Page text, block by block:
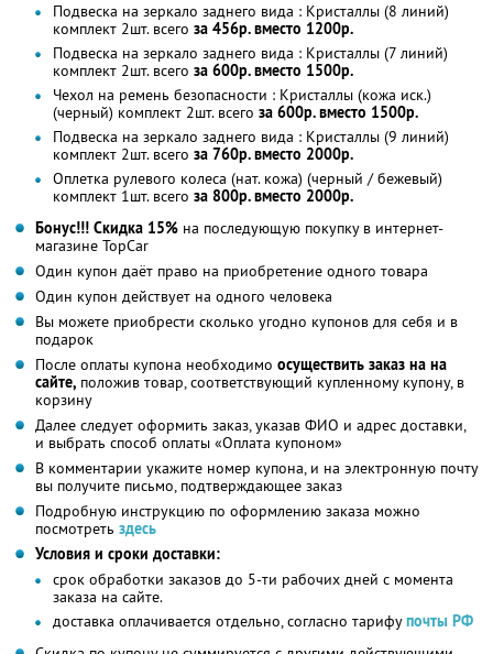
Подвеска на зеркало заднего вида : Кристаллы (8 линий)
комплект 2шт. всего за 456р. вместо 1200р.
Подвеска на зеркало заднего вида : Кристаллы (7 линий)
комплект 2шт. всего за 600р. вместо 1500р.
Чехол на ремень безопасности : Кристаллы (кожа иск.)
(черный) комплект 2шт. всего за 600р. вместо 1500р.
Подвеска на зеркало заднего вида : Кристаллы (9 линий)
комплект 2шт. всего за 760р. вместо 2000р.
Оплетка рулевого колеса (нат. кожа) (черный / бежевый)
комплект 1шт. всего за 800р. вместо 2000р.
Бонус!!! Скидка 15% на последующую покупку в интернет-
магазине TopCar
Один купон даёт право на приобретение одного товара
Один купон действует на одного человека
Вы можете приобрести сколько угодно купонов для себя и в
подарок
После оплаты купона необходимо осуществить заказ на на
сайте, положив товар, соответствующий купленному купону, в
корзину
Далее следует оформить заказ, указав ФИО и адрес доставки,
и выбрать способ оплаты «Оплата купоном»
В комментарии укажите номер купона, и на электронную почту
вы получите письмо, подтверждающее заказ
Подробную инструкцию по оформлению заказа можно
посмотреть здесь
Условия и сроки доставки:
срок обработки заказов до 5-ти рабочих дней с момента
заказа на сайте.
доставка оплачивается отдельно, согласно тарифупочты РФ